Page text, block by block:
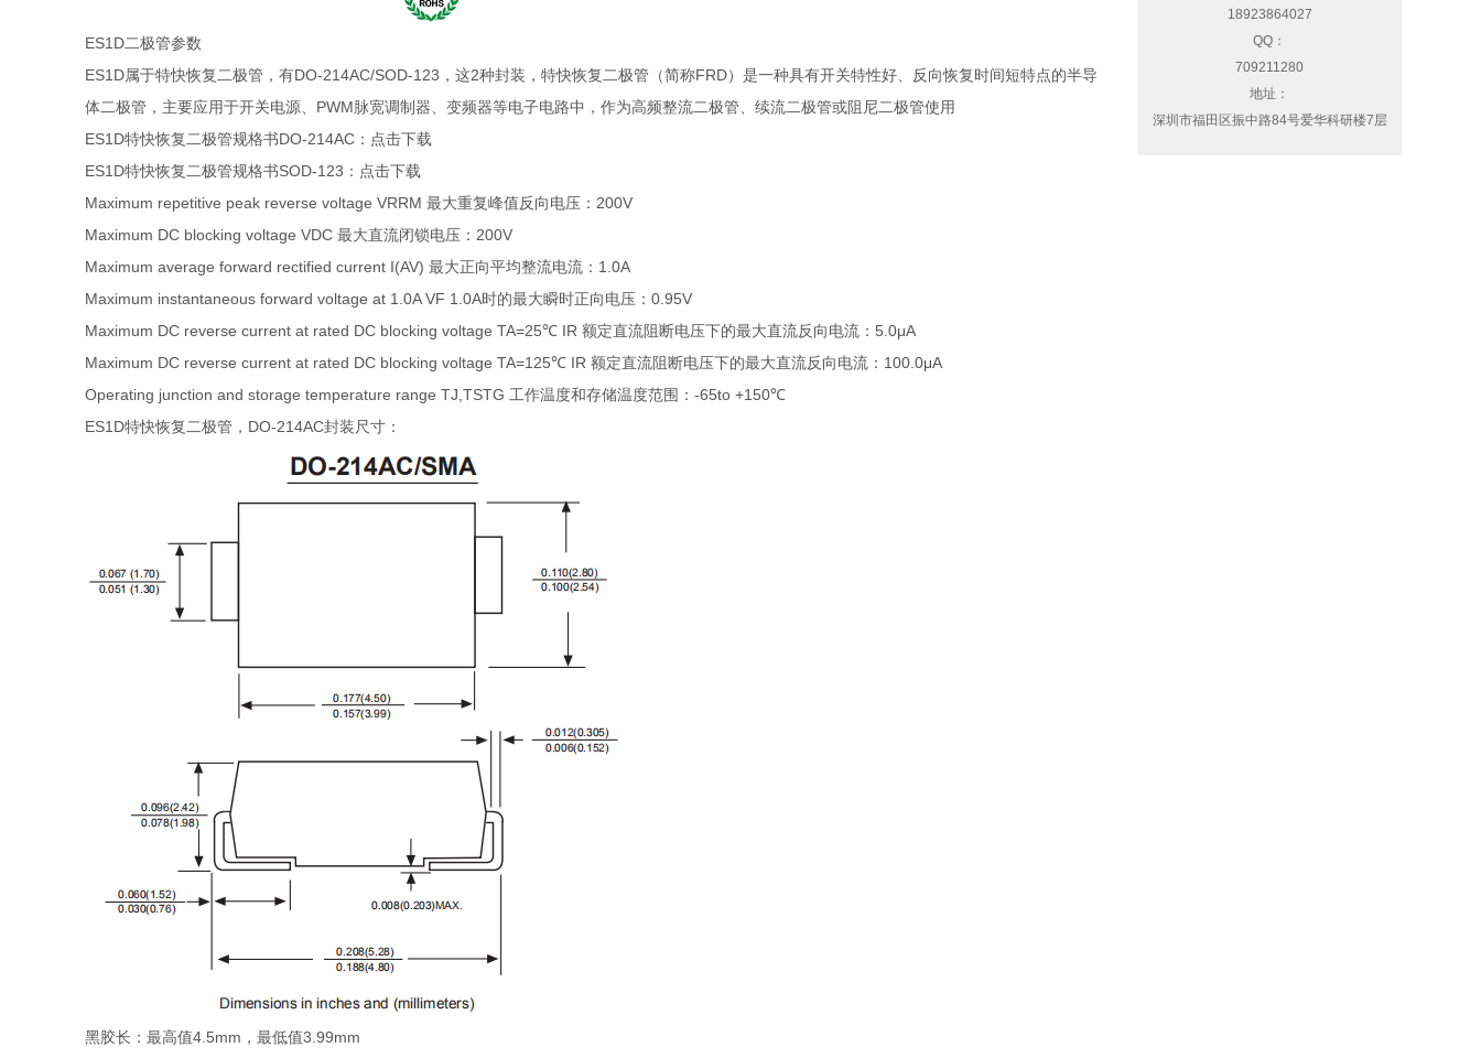
ES1D二极管参数
ES1D属于特快恢复二极管，有DO-214AC/SOD-123，这2种封装，特快恢复二极管（简称FRD）是一种具有开关特性好、反向恢复时间短特点的半导
体二极管，主要应用于开关电源、PWM脉宽调制器、变频器等电子电路中，作为高频整流二极管、续流二极管或阻尼二极管使用
ES1D特快恢复二极管规格书DO-214AC： 点击下载
ES1D特快恢复二极管规格书SOD-123： 点击下载
Maximum repetitive peak reverse voltage VRRM 最大重复峰值反向电压：200V
Maximum DC blocking voltage VDC 最大直流闭锁电压：200V
Maximum average forward rectified current I(AV) 最大正向平均整流电流：1.0A
Maximum instantaneous forward voltage at 1.0A VF 1.0A时的最大瞬时正向电压：0.95V
Maximum DC reverse current at rated DC blocking voltage TA=25℃ IR 额定直流阻断电压下的最大直流反向电流：5.0μA
Maximum DC reverse current at rated DC blocking voltage TA=125℃ IR 额定直流阻断电压下的最大直流反向电流：100.0μA
Operating junction and storage temperature range TJ,TSTG 工作温度和存储温度范围：-65to +150℃
ES1D特快恢复二极管，DO-214AC封装尺寸：
黑胶长：最高值4.5mm，最低值3.99mm
18923864027
QQ：
709211280
地址：
深圳市福田区振中路84号爱华科研楼7层